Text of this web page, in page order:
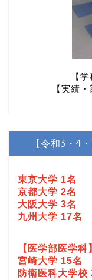
【
【実績
【令和3・4
東京大学 1名
京都大学 2名
大阪大学 3名
九州大学 17名
【医学部医学科
宮崎大学 15名
防衛医科大学校